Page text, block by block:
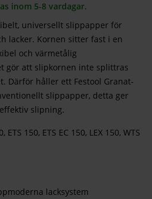
inom 5-8 vardagar.
universellt slippapper för
lacker. Kornen sitter fast i en
och värmetålig
gör att slipkornen inte splittras
Därför håller ett Festool Granat-
slippapper, detta ger
slipning.
ETS 150, ETS EC 150, LEX 150, WTS
lacksystem